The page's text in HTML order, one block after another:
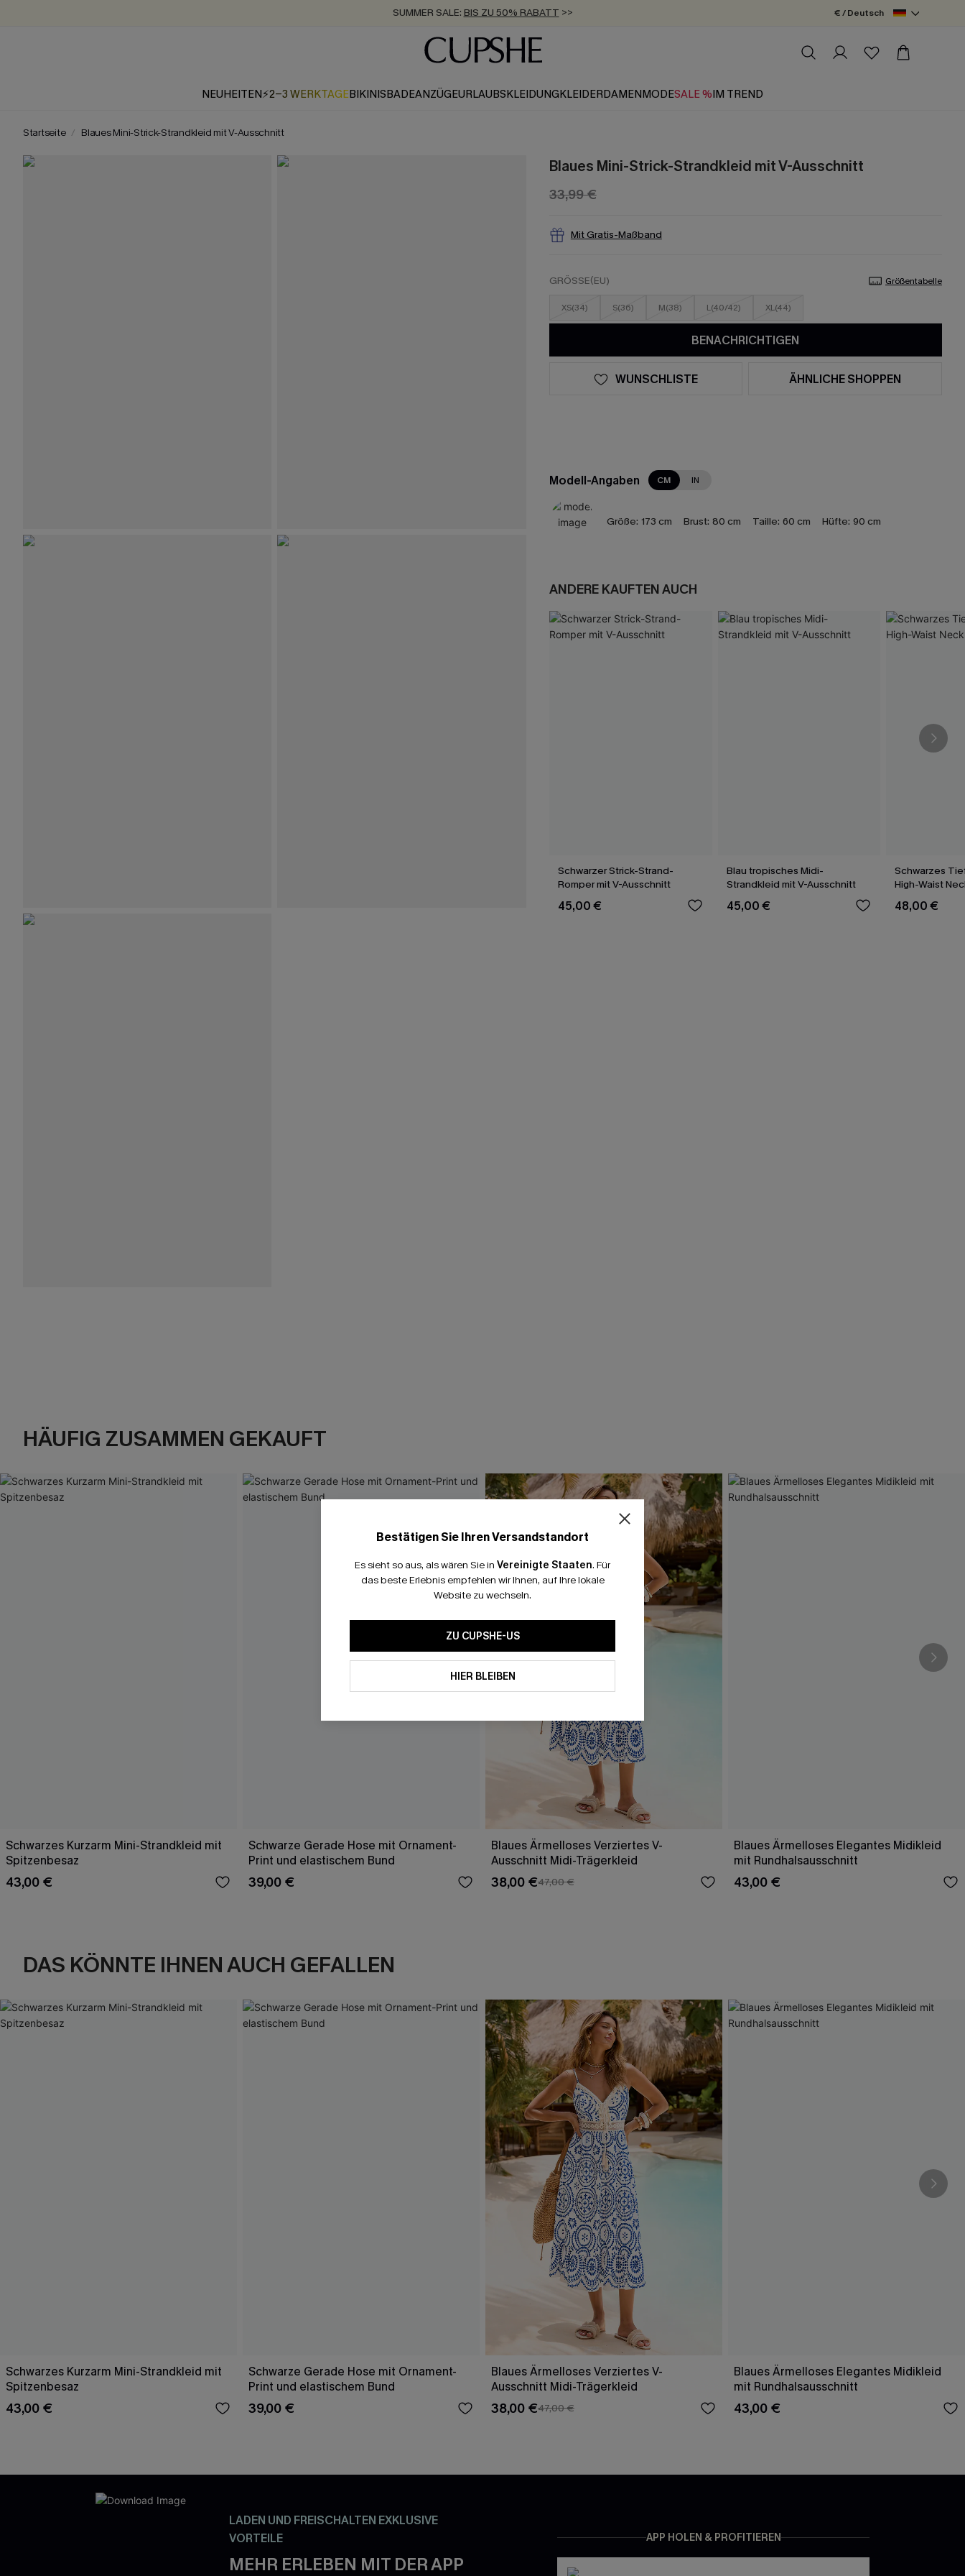
SUMMER SALE: BIS ZU 50% RABATT >>
ZUM NEWSLETTER:BIS ZU -20% EXTRA ERHALTEN
KOSTENLOSER VERSAND AB 89 €
€ / Deutsch
NEUHEITEN⚡2-3 WERKTAGEBIKINISBADEANZÜGEURLAUBSKLEIDUNGKLEIDERDAMENMODESALE %IM TREND
Startseite Blaues Mini-Strick-Strandkleid mit V-Ausschnitt
Blaues Mini-Strick-Strandkleid mit V-Ausschnitt
33,99 €
Mit Gratis-Maßband
GRÖSSE(EU) Größentabelle
XS(34) S(36) M(38) L(40/42) XL(44)
BENACHRICHTIGEN
WUNSCHLISTE ÄHNLICHE SHOPPEN
Modell-Angaben CM IN
Größe: 173 cm Brust: 80 cm Taille: 60 cm Hüfte: 90 cm
ANDERE KAUFTEN AUCH
Schwarzer Strick-Strand-
Romper mit V-Ausschnitt
45,00 €
Blau tropisches Midi-
Strandkleid mit V-Ausschnitt
45,00 €
Schwarzes
High-Waist
Set
48,00 €
HÄUFIG ZUSAMMEN GEKAUFT
Schwarzes Kurzarm Mini-Strandkleid mit
Spitzenbesaz
43,00 €
Schwarze Gerade Hose mit Ornament-
Print und elastischem Bund
39,00 €
Blaues Ärmelloses Verziertes V-
Ausschnitt Midi-Trägerkleid
38,00 €47,00 €
Blaues Ärmelloses Elegantes Midikleid
mit Rundhalsausschnitt
43,00 €
DAS KÖNNTE IHNEN AUCH GEFALLEN
Schwarzes Kurzarm Mini-Strandkleid mit
Spitzenbesaz
43,00 €
Schwarze Gerade Hose mit Ornament-
Print und elastischem Bund
39,00 €
Blaues Ärmelloses Verziertes V-
Ausschnitt Midi-Trägerkleid
38,00 €47,00 €
Blaues Ärmelloses Elegantes Midikleid
mit Rundhalsausschnitt
43,00 €
LADEN UND FREISCHALTEN EXKLUSIVE
VORTEILE
MEHR ERLEBEN MIT DER APP
APP HOLEN & PROFITIEREN
Bestätigen Sie Ihren Versandstandort
Es sieht so aus, als wären Sie in Vereinigte Staaten. Für
das beste Erlebnis empfehlen wir Ihnen, auf Ihre lokale
Website zu wechseln.
ZU CUPSHE-US
HIER BLEIBEN